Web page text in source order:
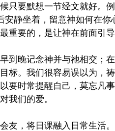
只要默想一节经文就好。
安静坐着，留意神如何在
重要的，是让神在前面引导
到晚记念神并与祂相交；
标。我们很容易误以为，
要时常提醒自己，莫忘凡
我们的爱。
友，将日课融入日常生活